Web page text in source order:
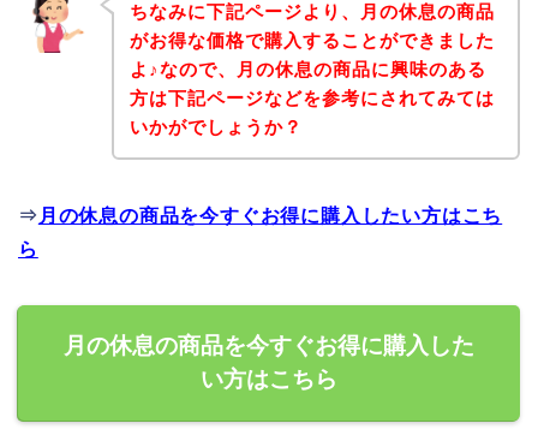
ちなみに下記ページより、月の休息の商品
がお得な価格で購入することができました
よ♪なので、月の休息の商品に興味のある
方は下記ページなどを参考にされてみては
いかがでしょうか？
⇒ 月の休息の商品を今すぐお得に購入したい方はこち
ら
月の休息の商品を今すぐお得に購入した
い方はこちら